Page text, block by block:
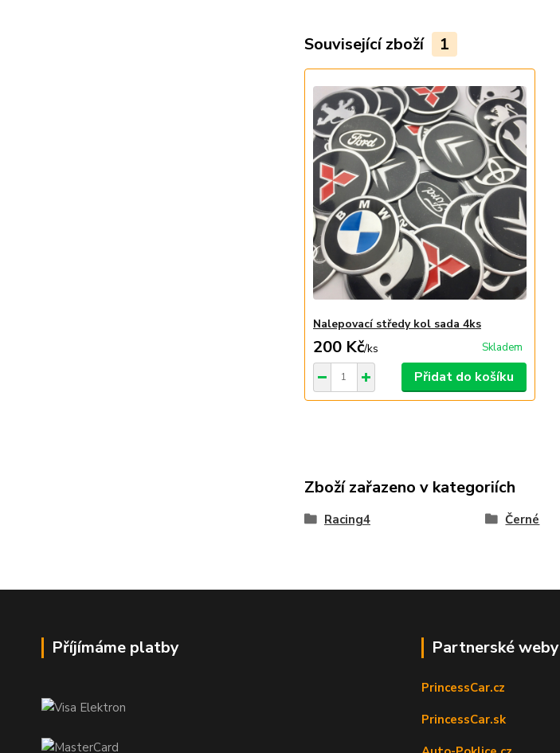
Související zboží 1
Nalepovací středy kol sada 4ks
200 Kč/ks Skladem
Přidat do košíku
Zboží zařazeno v kategoriích
Racing4 Černé
Příjímáme platby Partnerské weby
PrincessCar.cz
PrincessCar.sk